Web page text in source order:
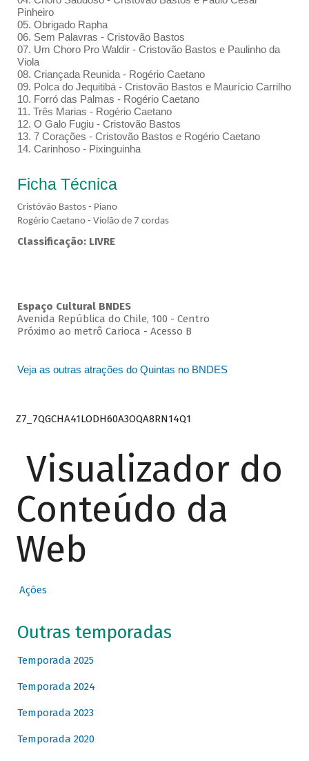
Pinheiro
05. Obrigado Rapha
06. Sem Palavras - Cristovão Bastos
07. Um Choro Pro Waldir - Cristovão Bastos e Paulinho da
Viola
08. Criançada Reunida - Rogério Caetano
09. Polca do Jequitibá - Cristovão Bastos e Maurício Carrilho
10. Forró das Palmas - Rogério Caetano
11. Três Marias - Rogério Caetano
12. O Galo Fugiu - Cristovão Bastos
13. 7 Corações - Cristovão Bastos e Rogério Caetano
14. Carinhoso - Pixinguinha
Ficha Técnica
Cristóvão Bastos - Piano
Rogério Caetano - Violão de 7 cordas
Classificação: LIVRE
Espaço Cultural BNDES
Avenida República do Chile, 100 - Centro
Próximo ao metrô Carioca - Acesso B
Veja as outras atrações do Quintas no BNDES
Z7_7QGCHA41LODH60A3OQA8RN14Q1
Visualizador do
Conteúdo da
Web
Ações
Outras temporadas
Temporada 2025
Temporada 2024
Temporada 2023
Temporada 2020